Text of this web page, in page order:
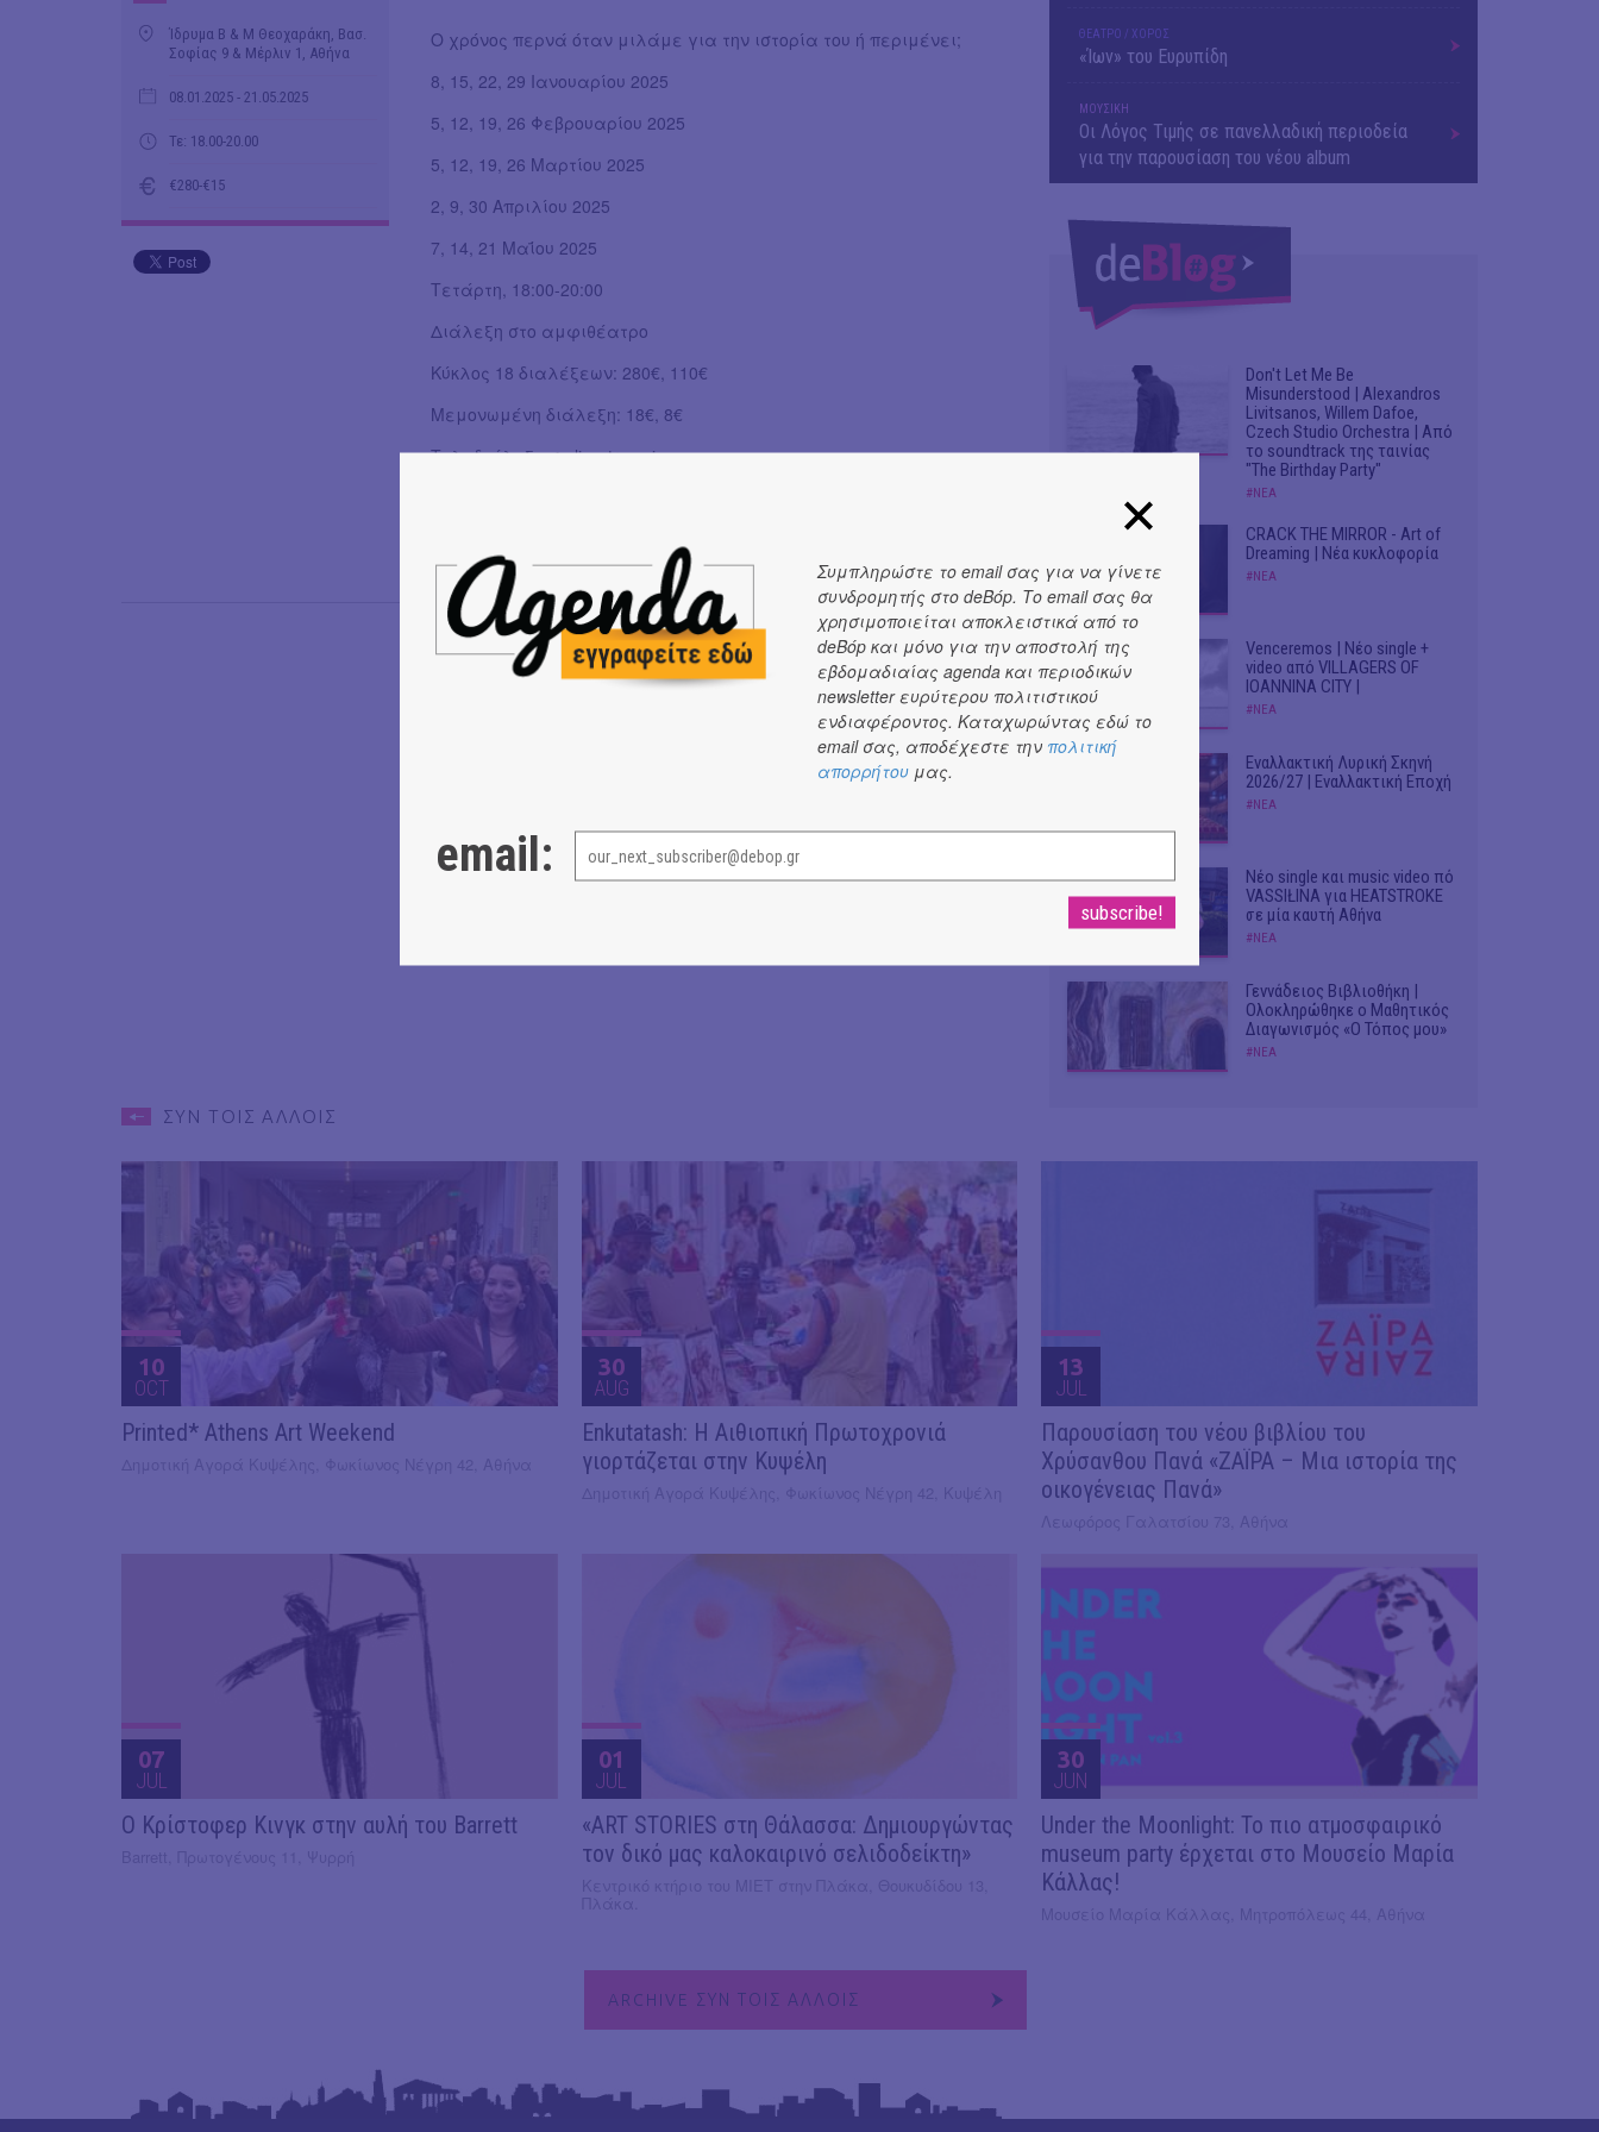
Ίδρυμα Β & Μ Θεοχαράκη, Βασ.
Σοφίας 9 & Μέρλιν 1, Αθήνα
08.01.2025 - 21.05.2025
Τε: 18.00-20.00
€280-€15
Ο χρόνος περνά όταν μιλάμε για την ιστορία του ή περιμένει;
8, 15, 22, 29 Ιανουαρίου 2025
5, 12, 19, 26 Φεβρουαρίου 2025
5, 12, 19, 26 Μαρτίου 2025
2, 9, 30 Απριλίου 2025
7, 14, 21 Μαΐου 2025
Τετάρτη, 18:00-20:00
Διάλεξη στο αμφιθέατρο
Κύκλος 18 διαλέξεων: 280€, 110€
Μεμονωμένη διάλεξη: 18€, 8€
Τηλεδιάλεξη σε livestreaming
Σόνια Βλάντη →
ΘΕΑΤΡΟ / ΧΟΡΟΣ
«Ίων» του Ευρυπίδη
ΜΟΥΣΙΚΗ
Οι Λόγος Τιμής σε πανελλαδική περιοδεία
για την παρουσίαση του νέου album
Don't Let Me Be
Misunderstood | Alexandros
Livitsanos, Willem Dafoe,
Czech Studio Orchestra | Από
το soundtrack της ταινίας
"The Birthday Party"
#ΝΕΑ
CRACK THE MIRROR - Art of
Dreaming | Νέα κυκλοφορία
#ΝΕΑ
Venceremos | Νέο single +
video από VILLAGERS OF
IOANNINA CITY |
#ΝΕΑ
Εναλλακτική Λυρική Σκηνή
2026/27 | Εναλλακτική Εποχή
#ΝΕΑ
Νέο single και music video πό
VASSIŁINA για HEATSTROKE
σε μία καυτή Αθήνα
#ΝΕΑ
Γεννάδειος Βιβλιοθήκη |
Ολοκληρώθηκε ο Μαθητικός
Διαγωνισμός «Ο Τόπος μου»
#ΝΕΑ
ΣΥΝ ΤΟΙΣ ΑΛΛΟΙΣ
10
OCT
Printed* Athens Art Weekend
30
AUG
Enkutatash: Η Αιθιοπική Πρωτοχρονιά
γιορτάζεται στην Κυψέλη
13
JUL
Παρουσίαση του νέου βιβλίου του
Χρύσανθου Πανά «ΖΑΪΡΑ – Μια ιστορία της
οικογένειας Πανά»
07
JUL
O Κρίστοφερ Κινγκ στην αυλή του Barrett
01
JUL
«ART STORIES στη Θάλασσα: Δημιουργώντας
τον δικό μας καλοκαιρινό σελιδοδείκτη»
30
JUN
Under the Moonlight: Το πιο ατμοσφαιρικό
museum party έρχεται στο Μουσείο Μαρία
Κάλλας!
ARCHIVE ΣΥΝ ΤΟΙΣ ΑΛΛΟΙΣ
Συμπληρώστε το email σας για να γίνετε
συνδρομητής στο deBόp. Το email σας θα
χρησιμοποιείται αποκλειστικά από το
deBόp και μόνο για την αποστολή της
εβδομαδιαίας agenda και περιοδικών
newsletter ευρύτερου πολιτιστικού
ενδιαφέροντος. Καταχωρώντας εδώ το
email σας, αποδέχεστε την πολιτική
απορρήτου μας.
email: